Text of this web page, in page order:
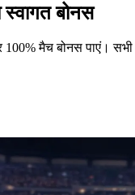
बोनस
मैच बोनस पाएं।